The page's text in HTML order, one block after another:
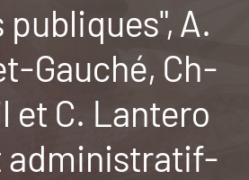
A.
Gauché, Ch-
et C. Lantero
administratif-